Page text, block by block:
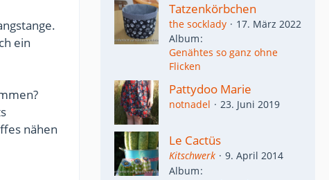
ein
nähen
Tatzenkörbchen
the socklady
17. März 2022
Album
Genähtes so ganz ohne
Flicken
Pattydoo Marie
notnadel 23. Juni 2019
Le Cactüs
Kitschwerk
9. April 2014
Album